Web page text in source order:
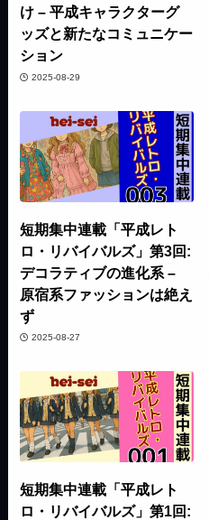
け – 平成キャラクターグ
ッズと新たなコミュニケー
ション
2025-08-29
短期集中連載「平成レト
ロ・リバイバルズ」第3回:
デコラティブの進化系 –
原宿系ファッションは絶え
ず
2025-08-27
短期集中連載「平成レト
ロ・リバイバルズ」第1回: